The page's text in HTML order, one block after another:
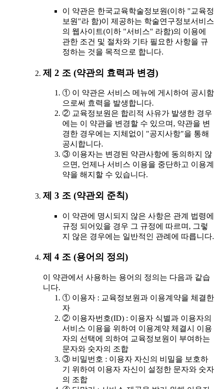
이 약관은 한국교육학술정보원(이하 "교육정
보원"라 함)이 제공하는 학술연구정보서비스
의 웹사이트(이하 "서비스" 라함)의 이용에
관한 조건 및 절차와 기타 필요한 사항을 규
정하는 것을 목적으로 합니다.
제 2 조 (약관의 효력과 변경)
① 이 약관은 서비스 메뉴에 게시하여 공시함
으로써 효력을 발생합니다.
② 교육정보원은 합리적 사유가 발생한 경우
에는 이 약관을 변경할 수 있으며, 약관을 변
경한 경우에는 지체없이 "공지사항"을 통해
공시합니다.
③ 이용자는 변경된 약관사항에 동의하지 않
으면, 언제나 서비스 이용을 중단하고 이용계
약을 해지할 수 있습니다.
제 3 조 (약관외 준칙)
이 약관에 명시되지 않은 사항은 관계 법령에
규정 되어있을 경우 그 규정에 따르며, 그렇
지 않은 경우에는 일반적인 관례에 따릅니다.
제 4 조 (용어의 정의)
이 약관에서 사용하는 용어의 정의는 다음과 같습
니다.
① 이용자 : 교육정보원과 이용계약을 체결한
자
② 이용자번호(ID) : 이용자 식별과 이용자의
서비스 이용을 위하여 이용계약 체결시 이용
자의 선택에 의하여 교육정보원이 부여하는
문자와 숫자의 조합
③ 비밀번호 : 이용자 자신의 비밀을 보호하
기 위하여 이용자 자신이 설정한 문자와 숫자
의 조합